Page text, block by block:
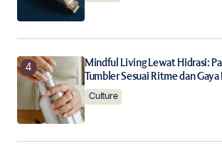
Mindful Living Lewat Hidrasi:
Tumbler Sesuai Ritme dan
Culture